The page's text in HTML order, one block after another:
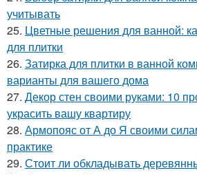
учитывать
25. Цветные решения для ванной:
для плитки
26. Затирка для плитки в ванной
варианты для вашего дома
27. Декор стен своими руками: 10
украсить вашу квартиру
28. Армопояс от А до Я своими
практике
29. Стоит ли обкладывать